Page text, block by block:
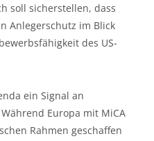
soll sicherstellen, dass
Anlegerschutz im Blick
des US-
ein Signal an
Europa mit MiCA
Rahmen geschaffen